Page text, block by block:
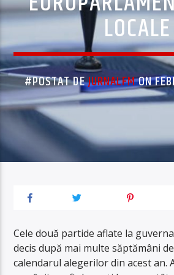
LOCALE
#POSTAT DEJURNALFMON
Cele două partide aflate la
decis după mai multe săptămâni
calendarul alegerilor din acest an.